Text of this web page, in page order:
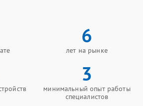
6
лет на рынке
3
минимальный опыт работы
специалистов